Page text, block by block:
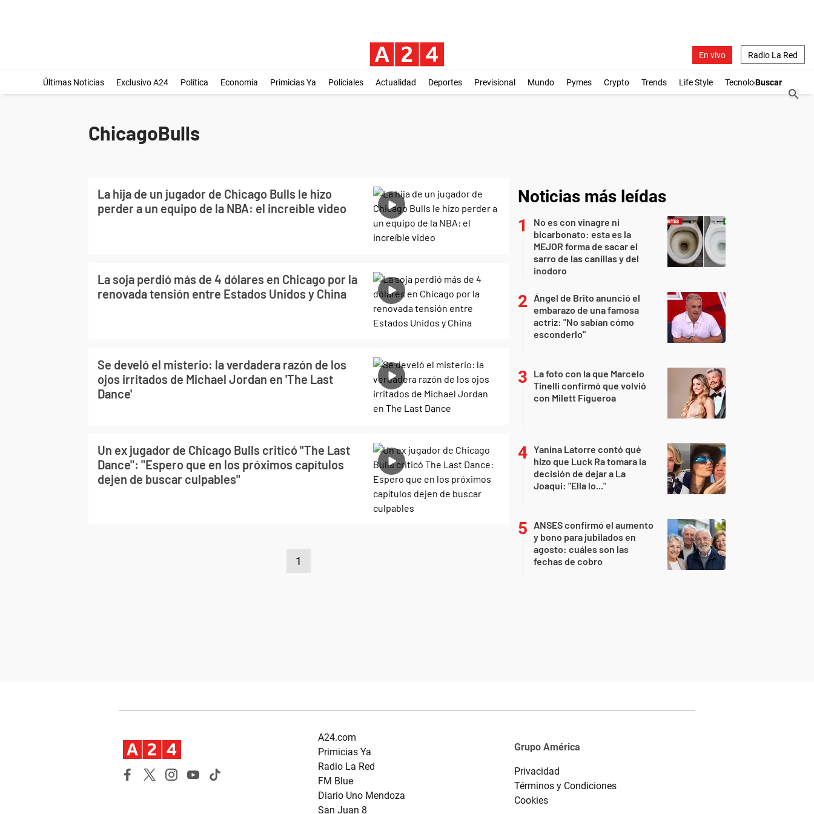
En vivo Radio La Red
Últimas Noticias Exclusivo A24 Política Economía Primicias Ya Policiales Actualidad Deportes Previsional Mundo Pymes Crypto Trends Life Style Tecnología
ChicagoBulls
La hija de un jugador de Chicago Bulls le hizo
perder a un equipo de la NBA: el increíble video
La soja perdió más de 4 dólares en Chicago por la
renovada tensión entre Estados Unidos y China
Se develó el misterio: la verdadera razón de los
ojos irritados de Michael Jordan en 'The Last
Dance'
Un ex jugador de Chicago Bulls criticó "The Last
Dance": "Espero que en los próximos capítulos
dejen de buscar culpables"
1
Noticias más leídas
No es con vinagre ni
bicarbonato: esta es la
MEJOR forma de sacar el
sarro de las canillas y del
inodoro
Ángel de Brito anunció el
embarazo de una famosa
actriz: "No sabían cómo
esconderlo"
La foto con la que Marcelo
Tinelli confirmó que volvió
con Milett Figueroa
Yanina Latorre contó qué
hizo que Luck Ra tomara la
decisión de dejar a La
Joaqui: "Ella lo..."
ANSES confirmó el aumento
y bono para jubilados en
agosto: cuáles son las
fechas de cobro
A24.com
Primicias Ya
Radio La Red
FM Blue
Diario Uno Mendoza
San Juan 8
Grupo América
Privacidad
Términos y Condiciones
Cookies